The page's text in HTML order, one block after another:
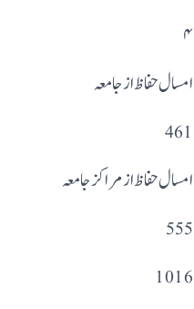
۴
امسال حفاظ از جامعہ
461
امسال حفاظ از مراکز جامعہ
555
1016